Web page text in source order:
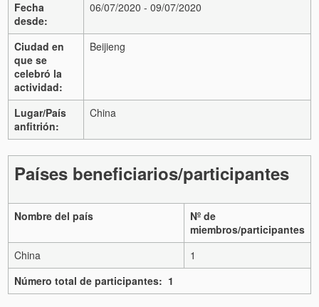
Fecha
desde:
06/07/2020 - 09/07/2020
Ciudad en
que se
celebró la
actividad:
Beijieng
Lugar/País
anfitrión:
China
Países beneficiarios/participantes
Nombre del país
Nº de
miembros/participantes
China
1
Número total de participantes: 1